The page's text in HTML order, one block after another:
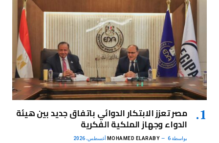
مصر تعزز الابتكار الدوائي باتفاق جديد بين هيئة
الدواء وجهاز الملكية الفكرية
بواسطة MOHAMED ELARABY 6 أغسطس، 2026